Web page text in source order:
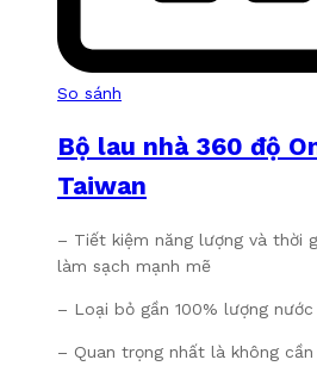
So sánh
Bộ lau nhà 360 độ
Taiwan
– Tiết kiệm năng lượng và thời
làm sạch mạnh mẽ
– Loại bỏ gần 100% lượng
– Quan trọng nhất là không